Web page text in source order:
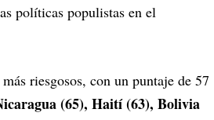
políticas populistas en el
riesgosos, con un puntaje de 57
(65), Haití (63), Bolivia